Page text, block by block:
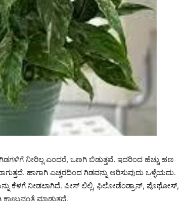
ನೀರಿಲ್ಲ ಎಂದರೆ, ಒಣಗಿ ಬಿಡುತ್ತವೆ. ಇದರಿಂದ ಹೆಚ್ಚು ಹಣ
ಹಾಗಾಗಿ ಎಚ್ಚರದಿಂದ ಗಿಡವನ್ನು ಆರಿಸುವುದು ಒಳ್ಳೆಯದು.
ಕೆಳಗೆ ನೀಡಲಾಗಿದೆ. ಪೀಸ್ ಲಿಲ್ಲಿ, ಫಿಲೋಡೆಂಡ್ರಾನ್, ಪೊಥೋಸ್,
ಮಾಡುತ್ತದೆ.